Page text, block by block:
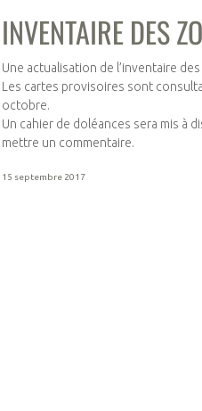
INVENTAIRE DES
Une actualisation de l’inventaire
Les cartes provisoires sont
octobre.
Un cahier de doléances sera mis à
mettre un commentaire.
15 septembre 2017